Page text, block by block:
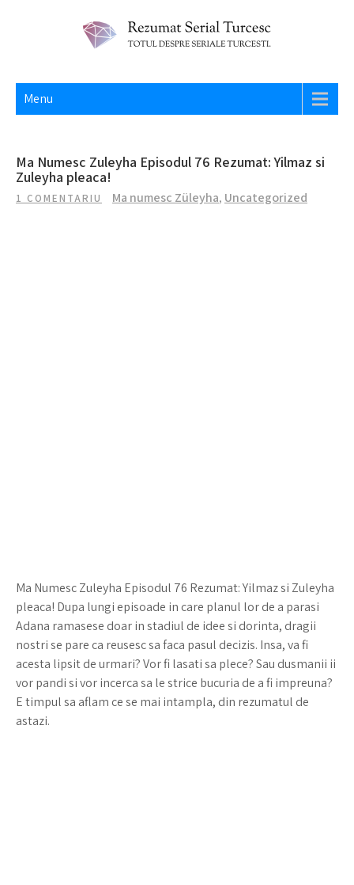
REZUMAT SERIAL TURCESC
Menu
Ma Numesc Zuleyha Episodul 76 Rezumat: Yilmaz si
Zuleyha pleaca!
1 COMENTARIU Ma numesc Züleyha, Uncategorized
Ma Numesc Zuleyha Episodul 76 Rezumat: Yilmaz si Zuleyha
pleaca! Dupa lungi episoade in care planul lor de a parasi
Adana ramasese doar in stadiul de idee si dorinta, dragii
nostri se pare ca reusesc sa faca pasul decizis. Insa, va fi
acesta lipsit de urmari? Vor fi lasati sa plece? Sau dusmanii ii
vor pandi si vor incerca sa le strice bucuria de a fi impreuna?
E timpul sa aflam ce se mai intampla, din rezumatul de
astazi.